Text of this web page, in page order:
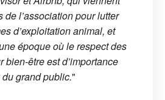
de l’association pour lutter
d’exploitation animal, et
époque où le respect des
bien-être est d’importance
grand public."